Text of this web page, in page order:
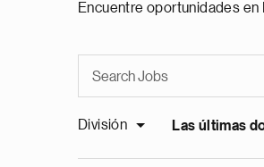
Encuentre oportunidades en
División Las últimas